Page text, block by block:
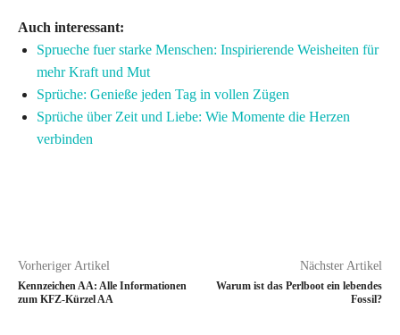
Auch interessant:
Sprueche fuer starke Menschen: Inspirierende Weisheiten für
mehr Kraft und Mut
Sprüche: Genieße jeden Tag in vollen Zügen
Sprüche über Zeit und Liebe: Wie Momente die Herzen
verbinden
Vorheriger Artikel
Kennzeichen AA: Alle Informationen
zum KFZ-Kürzel AA
Nächster Artikel
Warum ist das Perlboot ein lebendes
Fossil?